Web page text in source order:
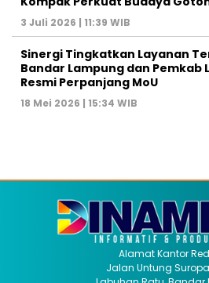
3 Juli 2026 | 11:39 WIB
Sinergi Tingkatkan Layanan
Bandar Lampung dan Pemkab
Resmi Perpanjang MoU
18 Mei 2026 | 15:34 WIB
Alamat Kantor
Jalan Untung